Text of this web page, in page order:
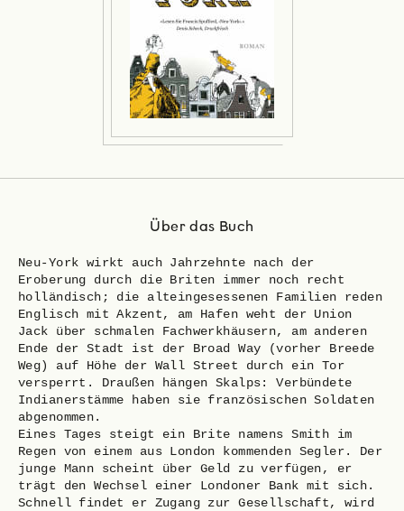
Über das Buch
Neu-York wirkt auch Jahrzehnte nach der
Eroberung durch die Briten immer noch recht
holländisch; die alteingesessenen Familien reden
Englisch mit Akzent, am Hafen weht der Union
Jack über schmalen Fachwerkhäusern, am anderen
Ende der Stadt ist der Broad Way (vorher Breede
Weg) auf Höhe der Wall Street durch ein Tor
versperrt. Draußen hängen Skalps: Verbündete
Indianerstämme haben sie französischen Soldaten
abgenommen.
Eines Tages steigt ein Brite namens Smith im
Regen von einem aus London kommenden Segler. Der
junge Mann scheint über Geld zu verfügen, er
trägt den Wechsel einer Londoner Bank mit sich.
Schnell findet er Zugang zur Gesellschaft, wird